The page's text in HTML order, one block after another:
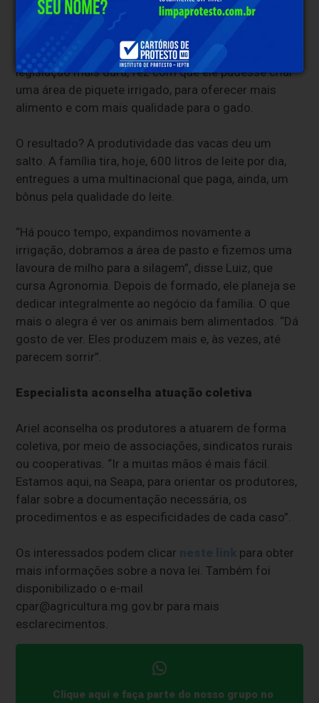
anos, ilustra a importância da irrigação. Antes do
filho nascer, os pais conseguiram autorização para
abrir um poço artesiano. A ‘façanha’, em tempos de
legislação mais dura, fez com que ele pudesse criar
uma área de piquete irrigado, para oferecer mais
alimento e com mais qualidade para o gado.
O resultado? A produtividade das vacas deu um
salto. A família tira, hoje, 600 litros de leite por dia,
entregues a uma multinacional que paga, ainda, um
bônus pela qualidade do leite.
“Há pouco tempo, expandimos novamente a
irrigação, dobramos a área de pasto e fizemos uma
lavoura de milho para a silagem”, disse Luiz, que
cursa Agronomia. Depois de formado, ele planeja se
dedicar integralmente ao negócio da família. O que
mais o alegra é ver os animais bem alimentados. “Dá
gosto de ver. Eles produzem mais e, às vezes, até
parecem sorrir”.
Especialista aconselha atuação coletiva
Ariel aconselha os produtores a atuarem de forma
coletiva, por meio de associações, sindicatos rurais
ou cooperativas. “Ir a muitas mãos é mais fácil.
Estamos aqui, na Seapa, para orientar os produtores,
falar sobre a documentação necessária, os
procedimentos e as especificidades de cada caso”.
Os interessados podem clicar
para obter
mais informações sobre a nova lei. Também foi
disponibilizado o e-mail
cpar@agricultura.mg.gov.br para mais
esclarecimentos.
Clique aqui e faça parte do nosso grupo no